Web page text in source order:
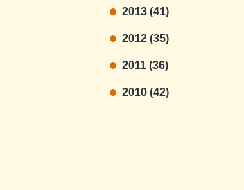
2013 (41)
2012 (35)
2011 (36)
2010 (42)